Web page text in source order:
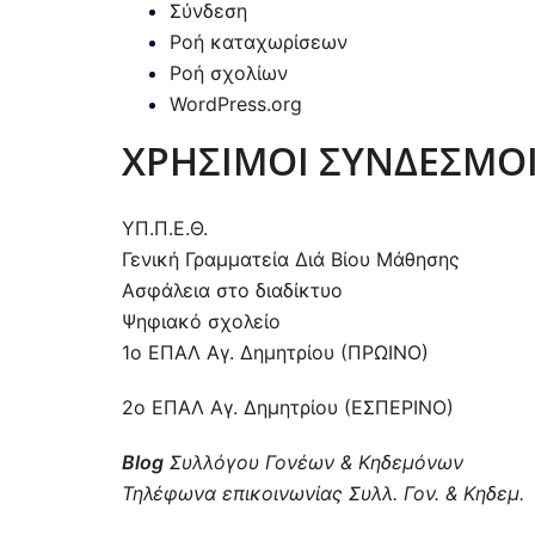
Σύνδεση
Ροή καταχωρίσεων
Ροή σχολίων
WordPress.org
ΧΡΗΣΙΜΟΙ
ΥΠ.Π.Ε.Θ.
Γενική Γραμματεία Διά Βίου Μάθησης
Ασφάλεια στο διαδίκτυο
Ψηφιακό σχολείο
1ο ΕΠΑΛ Αγ. Δημητρίου (ΠΡΩΙΝΟ)
2ο ΕΠΑΛ Αγ. Δημητρίου (ΕΣΠΕΡΙΝΟ)
Blog Συλλόγου Γονέων & Κηδεμόνων
Τηλέφωνα επικοινωνίας Συλλ. Γον. & Κηδεμ.